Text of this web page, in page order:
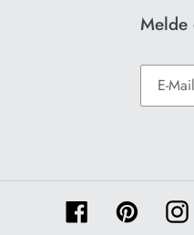
Melde
FacebookPinterest